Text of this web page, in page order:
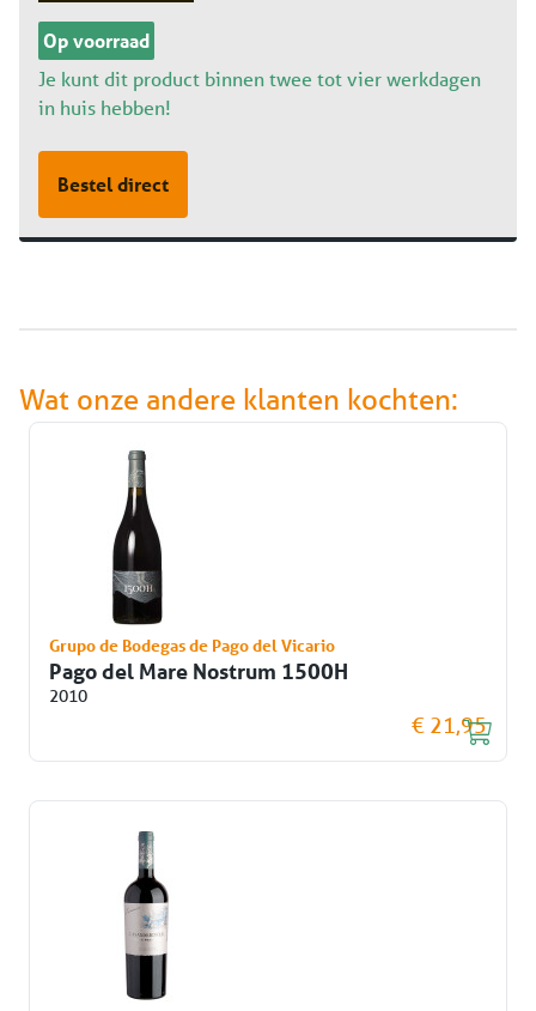
Op voorraad
Je kunt dit product binnen twee tot vier werkdagen
in huis hebben!
Bestel direct
Wat onze andere klanten kochten:
Grupo de Bodegas de Pago del Vicario
Pago del Mare Nostrum 1500H
2010
€ 21,95